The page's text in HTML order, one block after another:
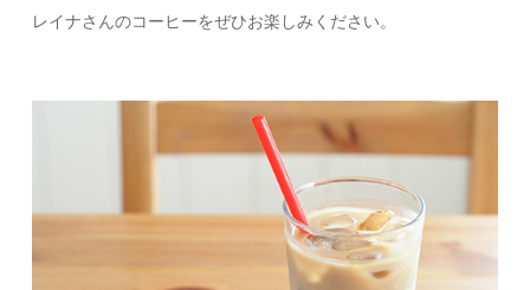
レイナさんのコーヒーをぜひお楽しみください。